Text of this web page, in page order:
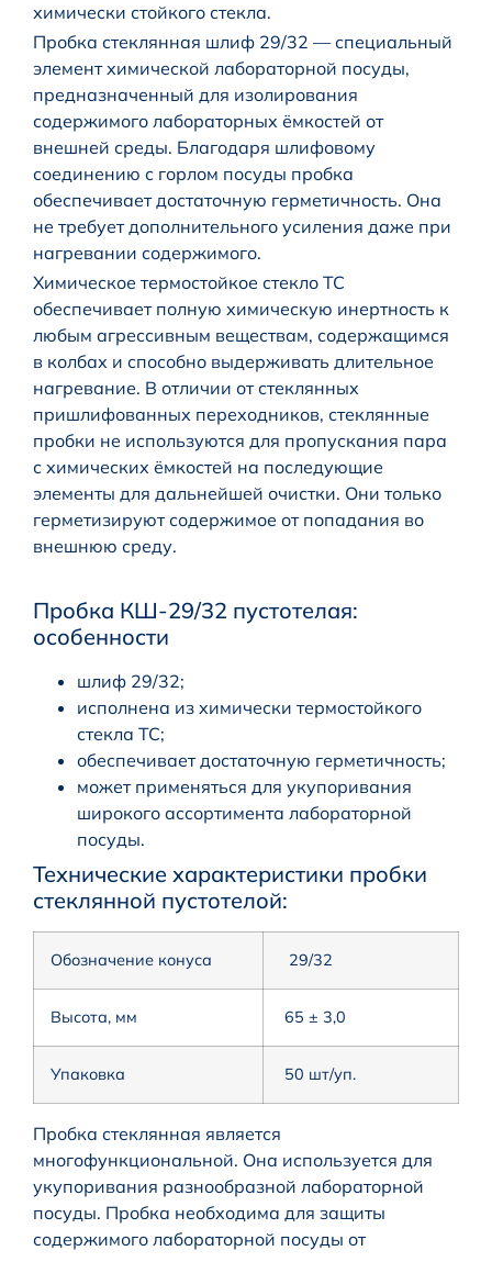
химически стойкого стекла.
Пробка стеклянная шлиф 29/32 — специальный
элемент химической лабораторной посуды,
предназначенный для изолирования
содержимого лабораторных ёмкостей от
внешней среды. Благодаря шлифовому
соединению с горлом посуды пробка
обеспечивает достаточную герметичность. Она
не требует дополнительного усиления даже при
нагревании содержимого.
Химическое термостойкое стекло ТС
обеспечивает полную химическую инертность к
любым агрессивным веществам, содержащимся
в колбах и способно выдерживать длительное
нагревание. В отличии от стеклянных
пришлифованных переходников, стеклянные
пробки не используются для пропускания пара
с химических ёмкостей на последующие
элементы для дальнейшей очистки. Они только
герметизируют содержимое от попадания во
внешнюю среду.
Пробка КШ-29/32 пустотелая:
особенности
шлиф 29/32;
исполнена из химически термостойкого
стекла ТС;
обеспечивает достаточную герметичность;
может применяться для укупоривания
широкого ассортимента лабораторной
посуды.
Технические характеристики пробки
стеклянной пустотелой:
Обозначение конуса 29/32
Высота, мм 65 ± 3,0
Упаковка 50 шт/уп.
Пробка стеклянная является
многофункциональной. Она используется для
укупоривания разнообразной лабораторной
посуды. Пробка необходима для защиты
содержимого лабораторной посуды от